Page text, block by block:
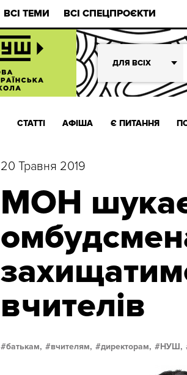
ВСІ ТЕМИ ВСІ СПЕЦПРОЄКТИ
ДЛЯ ВСІХ
СТАТТІ АФІША Є ПИТАННЯ
20 Травня 2019
МОН шукає
вчителів
батькам, вчителям, директорам, НУШ,